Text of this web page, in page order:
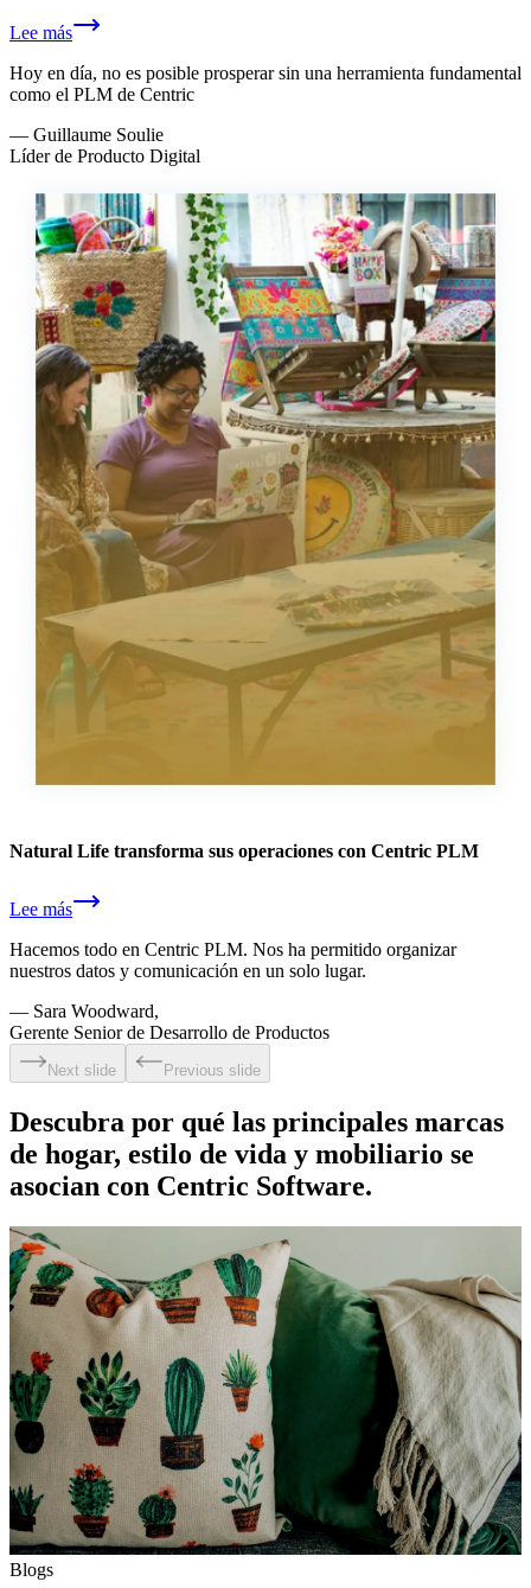
Lee más
Hoy en día, no es posible prosperar sin una herramienta fundamental
como el PLM de Centric
— Guillaume Soulie
Líder de Producto Digital
Natural Life transforma sus operaciones con Centric PLM
Lee más
Hacemos todo en Centric PLM. Nos ha permitido organizar
nuestros datos y comunicación en un solo lugar.
— Sara Woodward,
Gerente Senior de Desarrollo de Productos
Next slide Previous slide
Descubra por qué las principales marcas
de hogar, estilo de vida y mobiliario se
asocian con Centric Software.
Blogs